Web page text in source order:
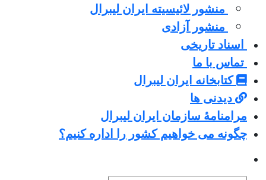
منشور لائیسیته ایران لیبرال
منشور آزادی
اسناد تاریخی
تماس با ما
کتابخانه ایران لیبرال
دیدنی ها
مرامنامۀ سازمان ایران لیبرال
چگونه می خواهیم کشور را اداره کنیم؟